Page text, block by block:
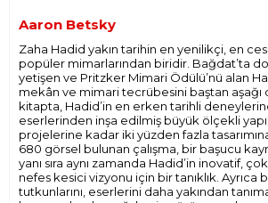
Aaron Betsky
Zaha Hadid yakın tarihin en yenilikçi, en
popüler mimarlarından biridir. Bağdat’ta
yetişen ve Pritzker Mimari Ödülü’nü alan
mekân ve mimari tecrübesini baştan aşağı
kitapta, Hadid’in en erken tarihli
eserlerinden inşa edilmiş büyük ölçekli
projelerine kadar iki yüzden fazla
680 görsel bulunan çalışma, bir başucu
yanı sıra aynı zamanda Hadid’in inovatif,
nefes kesici vizyonu için bir tanıklık. Ayrıca
tutkunlarını, eserlerini daha yakından